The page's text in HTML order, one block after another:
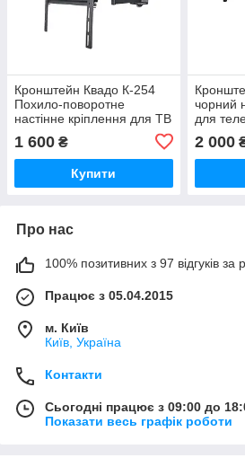
Кронштейн Квадо К-254
Похило-поворотне
настінне кріплення для ТВ
1 600 ₴
Купити
чорний
для
45 кг
2 000
Про нас
100% позитивних з 97 відгуків за
Працює з 05.04.2015
м. Київ
Київ, Україна
Контакти
Сьогодні працює з 09:00 до
Показати весь графік роботи